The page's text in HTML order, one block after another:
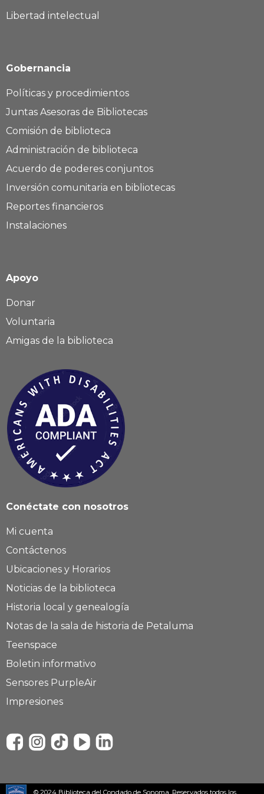
Libertad intelectual
Gobernancia
Políticas y procedimientos
Juntas Asesoras de Bibliotecas
Comisión de biblioteca
Administración de biblioteca
Acuerdo de poderes conjuntos
Inversión comunitaria en bibliotecas
Reportes financieros
Instalaciones
Apoyo
Donar
Voluntaria
Amigas de la biblioteca
Conéctate con nosotros
Mi cuenta
Contáctenos
Ubicaciones y Horarios
Noticias de la biblioteca
Historia local y genealogía
Notas de la sala de historia de Petaluma
Teenspace
Boletin informativo
Sensores PurpleAir
Impresiones
© 2024 Biblioteca del Condado de Sonoma. Reservados todos los